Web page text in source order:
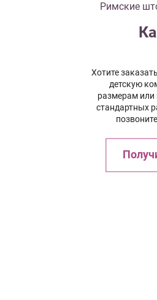
Римские
Хотите
детскую
размерам или
стандартных